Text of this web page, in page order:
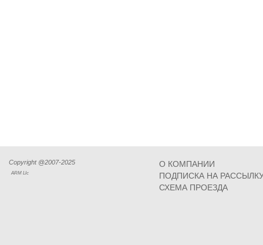
Copyright @2007-2025
ARM Llc
О КОМПАНИИ
ПОДПИСКА НА
СХЕМА ПРОЕЗДА